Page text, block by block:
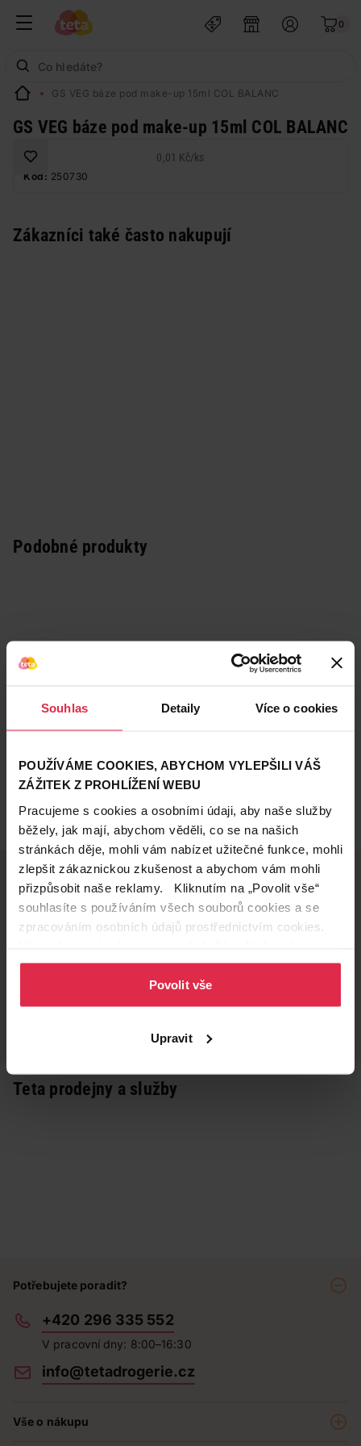
Souhlas Detaily Více o cookies
POUŽÍVÁME COOKIES, ABYCHOM VYLEPŠILI VÁŠ
ZÁŽITEK Z PROHLÍŽENÍ WEBU
Pracujeme s cookies a osobními údaji, aby naše služby
běžely, jak mají, abychom věděli, co se na našich
stránkách děje, mohli vám nabízet užitečné funkce, mohli
zlepšit zákaznickou zkušenost a abychom vám mohli
přizpůsobit naše reklamy. Kliknutím na „Povolit vše“
souhlasíte s používáním všech souborů cookies a se
zpracováním osobních údajů prostřednictvím cookies.
osobních údajů.
Povolit vše
Upravit
0
GS VEG báze pod make-up 15ml COL BALANC
GS VEG báze pod make-up 15ml COL BALANC
0,01 Kč/ks
Kód: 250730
Zákazníci také často nakupují
Podobné produkty
Doručení zdarma
při nákupu nad 1 200 Kč
Věrnostní slevy
ušetřete s Teta klubem
Vyzvednutí na
Široká síť prodejen
Teta prodejny a služby
Potřebujete poradit?
+420 296 335 552
V pracovní dny: 8:00–16:30
info@tetadrogerie.cz
Vše o nákupu